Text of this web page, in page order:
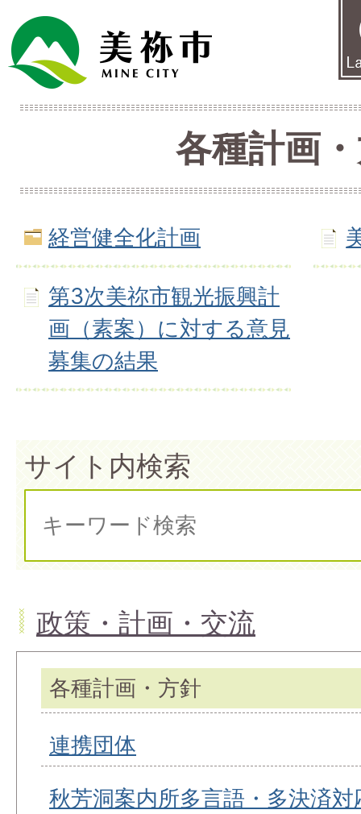
各種計画
経営健全化計画
第3次美祢市観光振興計
画（素案）に対する意見
募集の結果
サイト内検索
政策・計画・交流
各種計画・方針
連携団体
秋芳洞案内所多言語・多決済